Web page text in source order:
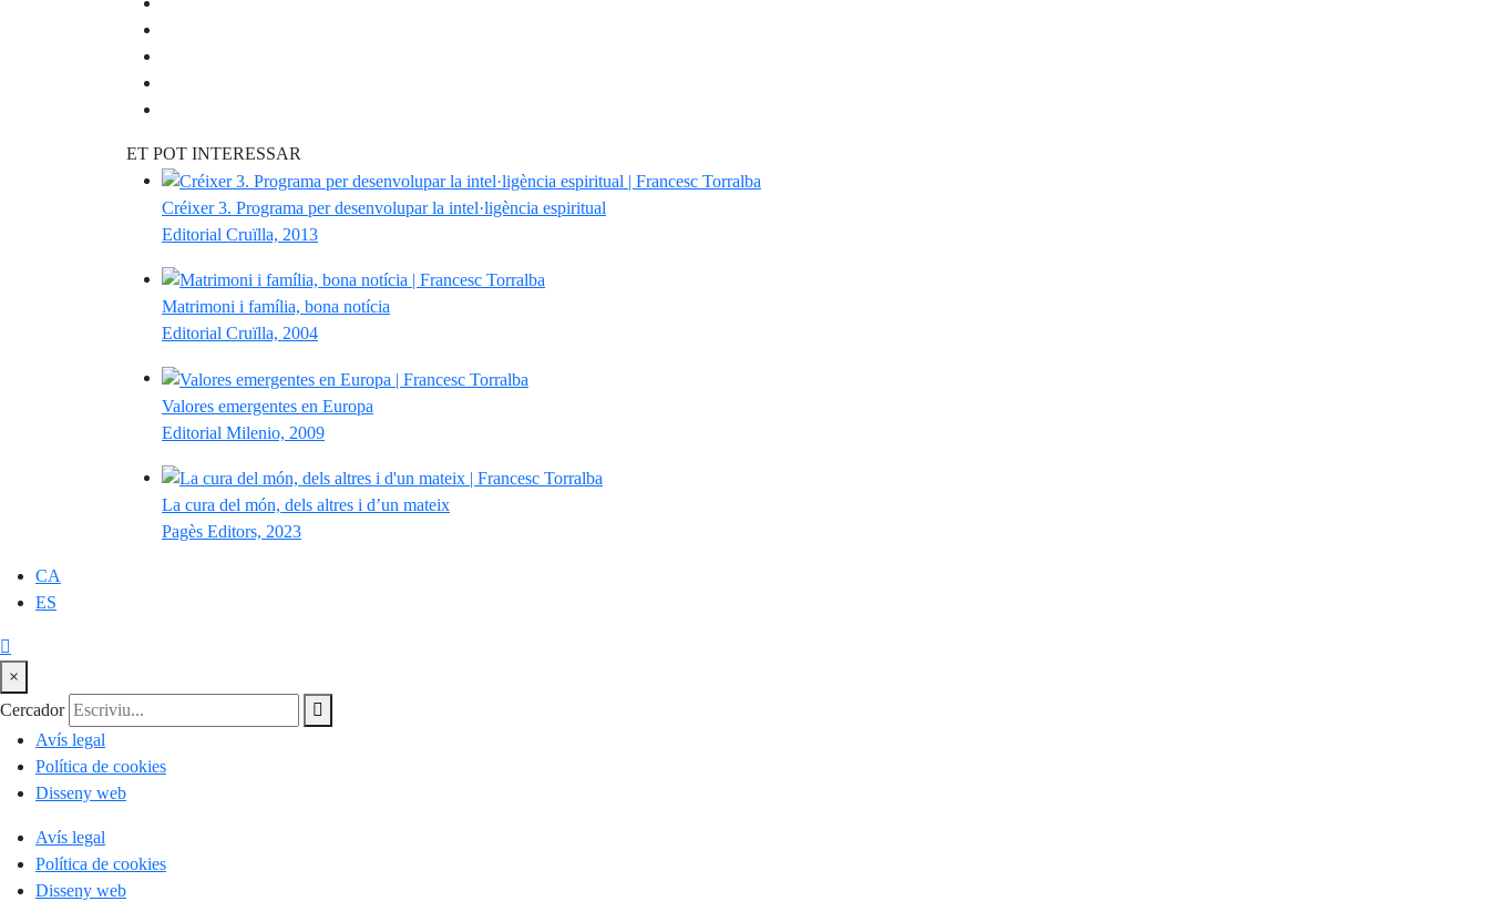
ET POT INTERESSAR
Créixer 3. Programa per desenvolupar la intel·ligència espiritual
Editorial Cruïlla, 2013
Matrimoni i família, bona notícia
Editorial Cruïlla, 2004
Valores emergentes en Europa
Editorial Milenio, 2009
La cura del món, dels altres i d’un mateix
Pagès Editors, 2023
CA
ES
×
Cercador
Avís legal
Política de cookies
Disseny web
Avís legal
Política de cookies
Disseny web